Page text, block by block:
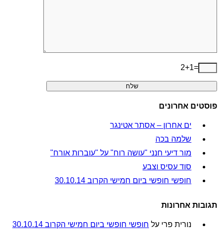
2+1=
פוסטים אחרונים
ים אחרון – אסתר אטינגר
שלמה בכה
מור דיעי חנני "עושה רוח" על "עוברות אורח"
סוד עסיס וצבע
חופשי חופשי ביום חמישי הקרוב 30.10.14
תגובות אחרונות
נורית פרי על חופשי חופשי ביום חמישי הקרוב 30.10.14